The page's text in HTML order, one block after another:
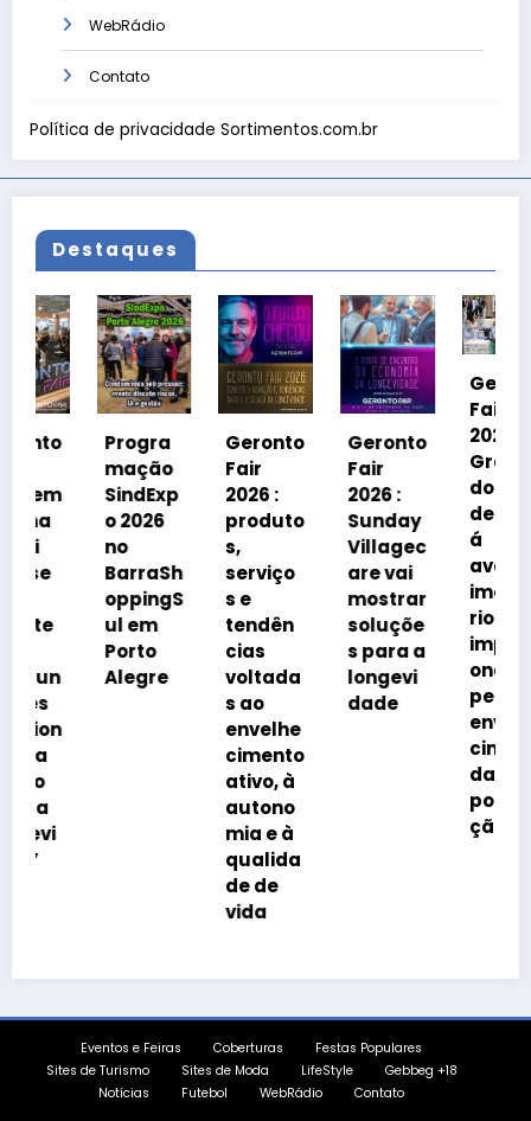
WebRádio
Contato
Política de privacidade Sortimentos.com.br
Destaques
Progra
mação
SindExp
o 2026
BarraSh
oppingS
ul em
Alegre
Geronto
Fair
2026 :
produto
serviço
s e
tendên
voltada
envelhe
cimento
ativo, à
autono
mia e à
qualida
Geronto
Sunday
Villagec
are vai
mostrar
soluçõe
s para a
longevi
Geronto
Fair
2026 em
Grama
debater
á
avanço
imobiliá
rio
impulsi
onado
envelhe
cimento
popula
Eventos e Feiras Coberturas
Festas Populares
Sites de Turismo
Sites de Moda LifeStyle
Gebbeg +18
Notícias
Futebol WebRádio Contato